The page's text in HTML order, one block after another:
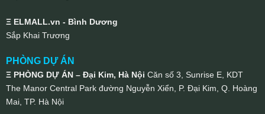
Ξ ELMALL.vn - Bình Dương
Sắp Khai Trương
PHÒNG DỰ ÁN
Ξ PHÒNG DỰ ÁN – Đại Kim, Hà Nội Căn số 3, Sunrise E, KDT
The Manor Central Park đường Nguyễn Xiển, P. Đại Kim, Q. Hoàng
Mai, TP. Hà Nội